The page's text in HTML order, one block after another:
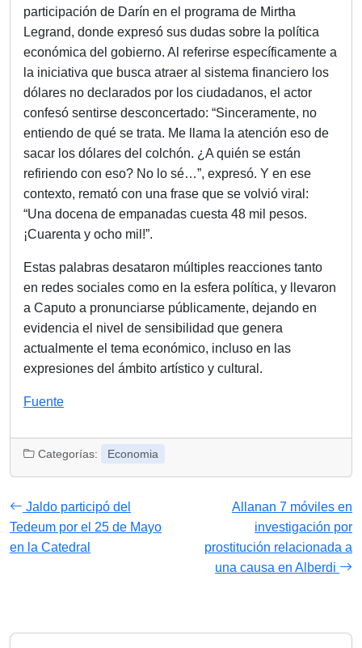
participación de Darín en el programa de Mirtha
Legrand, donde expresó sus dudas sobre la política
económica del gobierno. Al referirse específicamente a
la iniciativa que busca atraer al sistema financiero los
dólares no declarados por los ciudadanos, el actor
confesó sentirse desconcertado: “Sinceramente, no
entiendo de qué se trata. Me llama la atención eso de
sacar los dólares del colchón. ¿A quién se están
refiriendo con eso? No lo sé…”, expresó. Y en ese
contexto, remató con una frase que se volvió viral:
“Una docena de empanadas cuesta 48 mil pesos.
¡Cuarenta y ocho mil!”.
Estas palabras desataron múltiples reacciones tanto
en redes sociales como en la esfera política, y llevaron
a Caputo a pronunciarse públicamente, dejando en
evidencia el nivel de sensibilidad que genera
actualmente el tema económico, incluso en las
expresiones del ámbito artístico y cultural.
Navegación
entradas
Fuente
Categorías: Economia
Jaldo participó del
Tedeum por el 25 de Mayo
en la Catedral
Allanan 7 móviles en
investigación por
prostitución relacionada a
una causa en Alberdi